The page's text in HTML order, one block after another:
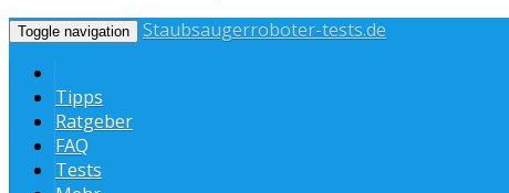
Toggle navigation Staubsaugerroboter-tests.de
Tipps
Ratgeber
FAQ
Tests